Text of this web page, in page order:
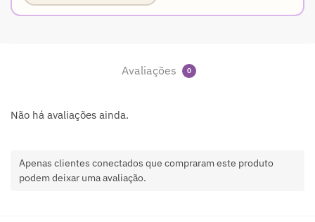
Avaliações 0
Não há avaliações ainda.
Apenas clientes conectados que compraram este produto
podem deixar uma avaliação.